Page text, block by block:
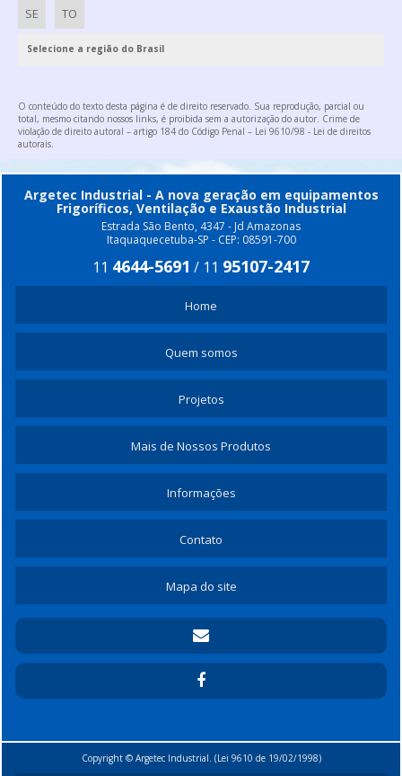
ROSCA TRANSPORTADORA PREÇO
SE
TO
Selecione a região do Brasil
O conteúdo do texto desta página é de direito reservado. Sua reprodução, parcial ou
total, mesmo citando nossos links, é proibida sem a autorização do autor. Crime de
violação de direito autoral – artigo 184 do Código Penal – Lei 9610/98 - Lei de direitos
autorais
Argetec Industrial - A nova geração em equipamentos
Frigoríficos, Ventilação e Exaustão Industrial
Estrada São Bento, 4347 - Jd Amazonas
Itaquaquecetuba-SP - CEP: 08591-700
11 4644-5691 / 11 95107-2417
Home
Quem somos
Projetos
Mais de Nossos Produtos
Informações
Contato
Mapa do site
Copyright © Argetec Industrial. (Lei 9610 de 19/02/1998)